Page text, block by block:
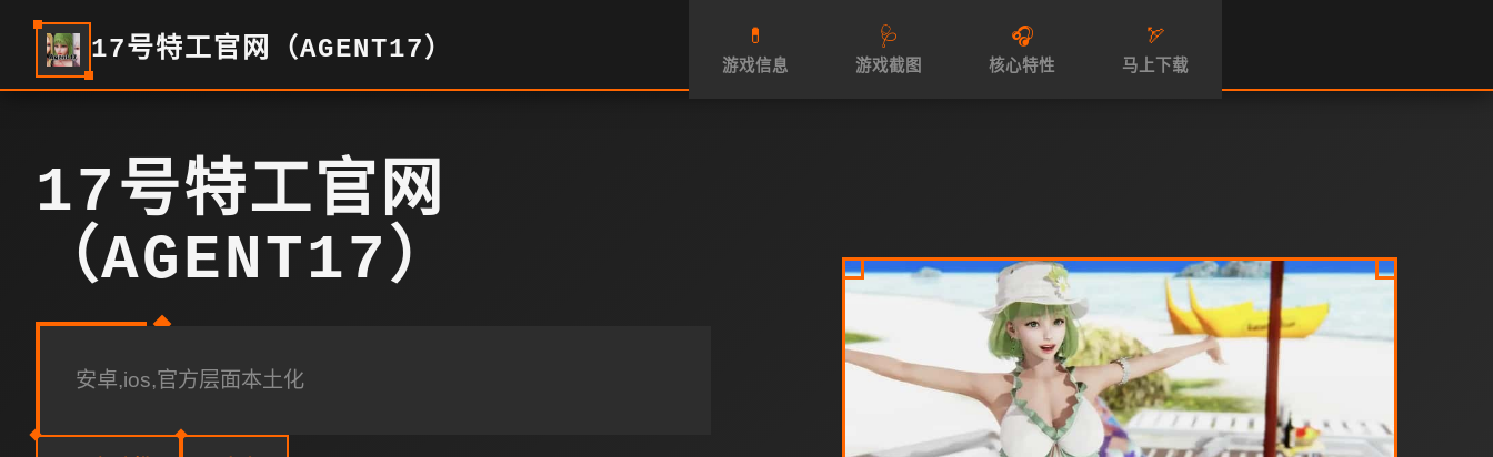
17号特工官网（AGENT17） 💊
游戏信息
🩺
游戏截图
🎧
核心特性
🏹
马上下载
17号特工官网
（AGENT17）
安卓,ios,官方层面本土化